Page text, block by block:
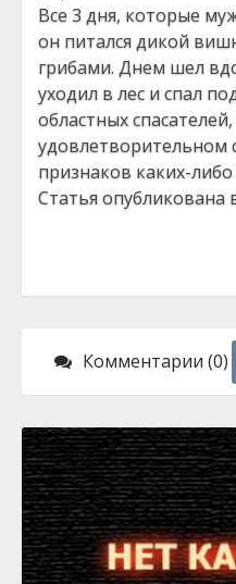
Все 3 дня, которые
он питался дикой
грибами. Днем шел
уходил в лес и спал
областных
удовлетворительном
признаков каких-
Статья опубликована
Комментарии (0)